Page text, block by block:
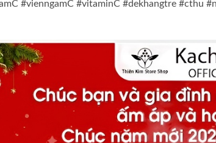
#vienngamC #vitaminC #dekhangtre #cthu